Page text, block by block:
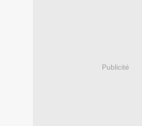
Publicité